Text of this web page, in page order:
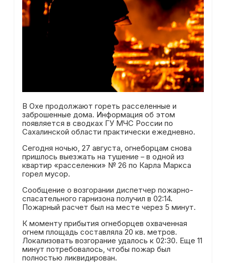
В Охе продолжают гореть расселенные и
заброшенные дома. Информация об этом
появляется в сводках ГУ МЧС России по
Сахалинской области практически ежедневно.
Сегодня ночью, 27 августа, огнеборцам снова
пришлось выезжать на тушение – в одной из
квартир «расселенки» № 26 по Карла Маркса
горел мусор.
Сообщение о возгорании диспетчер пожарно-
спасательного гарнизона получил в 02:14.
Пожарный расчет был на месте через 5 минут.
К моменту прибытия огнеборцев охваченная
огнем площадь составляла 20 кв. метров.
Локализовать возгорание удалось к 02:30. Еще 11
минут потребовалось, чтобы пожар был
полностью ликвидирован.